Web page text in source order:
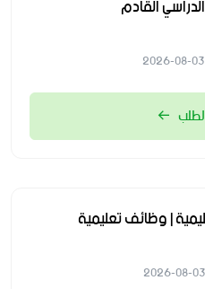
| وظائف تعليمية